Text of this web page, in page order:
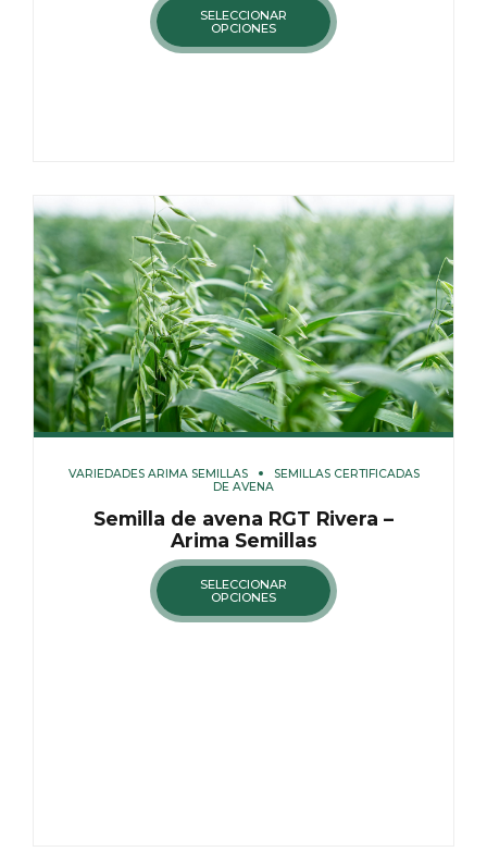
SELECCIONAR
OPCIONES
VARIEDADES ARIMA SEMILLAS
SEMILLAS CERTIFICADAS
DE AVENA
Semilla de avena RGT Rivera –
Arima Semillas
SELECCIONAR
OPCIONES